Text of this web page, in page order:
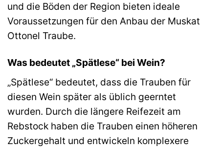
und die Böden der Region bieten ideale
Voraussetzungen für den Anbau der Muskat
Ottonel Traube.
Was bedeutet „Spätlese“ bei Wein?
„Spätlese“ bedeutet, dass die Trauben für
diesen Wein später als üblich geerntet
wurden. Durch die längere Reifezeit am
Rebstock haben die Trauben einen höheren
Zuckergehalt und entwickeln komplexere